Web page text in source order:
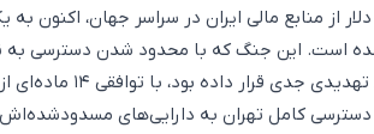
از منابع مالی ایران در سراسر جهان، اکنون به
است. این جنگ که با محدود شدن دسترسی به
کامل تهران به دارایی‌های مسدودشده‌اش